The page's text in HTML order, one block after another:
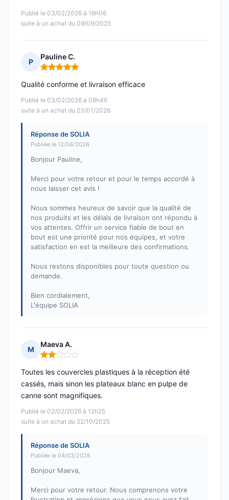
Publié le 03/02/2026 à 16h06
suite à un achat du 09/09/2025
P
Pauline C.
Note : 5 sur 5
Publié le 03/02/2026 à 08h46
suite à un achat du 23/01/2026
Qualité conforme et livraison efficace
Réponse de SOLIA
Publiée le 12/06/2026
Bonjour Pauline,
Merci pour votre retour et pour le temps accordé à
nous laisser cet avis !
Nous sommes heureux de savoir que la qualité de
nos produits et les délais de livraison ont répondu à
vos attentes. Offrir un service fiable de bout en
bout est une priorité pour nos équipes, et votre
satisfaction en est la meilleure des confirmations.
Nous restons disponibles pour toute question ou
demande.
Bien cordialement,
L'équipe SOLIA
M
Maeva A.
Note : 2 sur 5
Publié le 02/02/2026 à 12h25
suite à un achat du 22/10/2025
Toutes les couvercles plastiques à la réception été
cassés, mais sinon les plateaux blanc en pulpe de
canne sont magnifiques.
Réponse de SOLIA
Publiée le 04/03/2026
Bonjour Maeva,
Merci pour votre retour. Nous comprenons votre